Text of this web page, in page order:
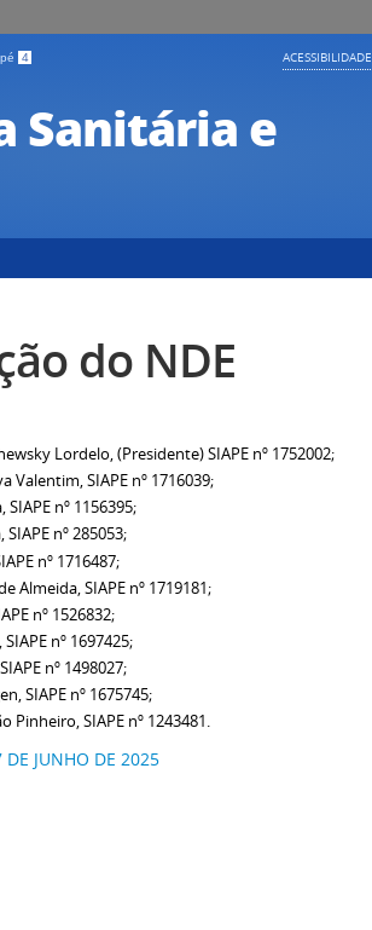
4 ACESSIBILIDADE
Sanitária e
do NDE
Lordelo, (Presidente) SIAPE nº 1752002;
Valentim, SIAPE nº 1716039;
nº 1156395;
nº 285053;
nº 1716487;
Almeida, SIAPE nº 1719181;
nº 1526832;
nº 1697425;
nº 1498027;
SIAPE nº 1675745;
Pinheiro, SIAPE nº 1243481.
DE JUNHO DE 2025